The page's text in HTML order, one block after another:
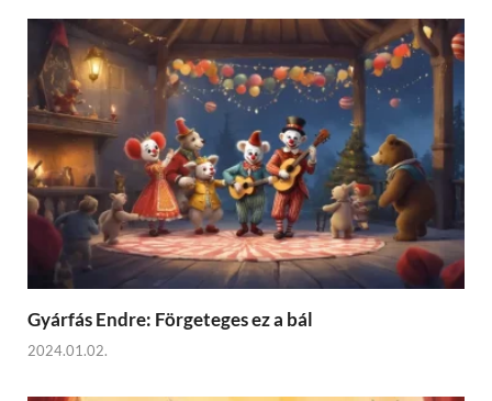
Gyárfás Endre: Förgeteges ez a bál
2024.01.02.